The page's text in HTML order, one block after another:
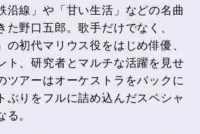
沿線」や「甘い生活」などの名曲
野口五郎。歌手だけでなく、
の初代マリウス役をはじめ俳優、
ト、研究者とマルチな活躍を見せ
ツアーはオーケストラをバックに
ぶりをフルに詰め込んだスペシャ
。